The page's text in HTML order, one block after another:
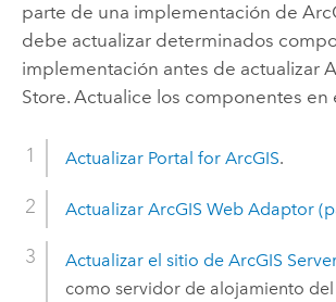
parte de una implementación de
debe actualizar determinados
implementación antes de actualizar
Store. Actualice los componentes en
Actualizar Portal for ArcGIS.
Actualizar ArcGIS Web Adaptor
Actualizar el sitio de ArcGIS
como servidor de alojamiento